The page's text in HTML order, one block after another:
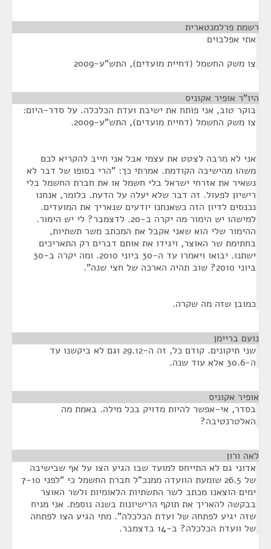
רשמת פרלמנטארית
אתי אפלבוים
צו משק החשמל (דחיית מועדים), התש"ע-2009
היו”ר אופיר אקוניס
בוקר טוב, אני פותח את ישיבת ועדת הכלכלה. על סדר-היום:
צו משק החשמל (דחיית מועדים), התש"ע-2009.
אני לא מרבה לצטט את עצמי אבל אני חייב להקריא לכם
משהו מהישיבה הקודמת. אמרתי כך: "הרי בסופו של דבר לא
נשאיר את אזרחי ישראל בלי חשמל או את חברת החשמל בלי
רישיון לפעול. זה דבר שלא יעלה על הדעת. כלומר, אנחנו
נכנסים לדיון הזה כשאנחנו יודעים שנאריך את המועדים.
למישהו יש הימור מה יקרה ב-20. לדצמבר? לי יש הימור.
ההימור שלי הוא שאני אקבל את המכתב משר תשתיות,
בחתימת שר האוצר, ויגידו את אותם דברים רק התאריכים
ישתנו. יבואו ויאמרו עד ה-30 ביוני 2010. ומה יקרה ב-30
ביוני 2010? שוב תהיה הארכה של חצי שנה".
כמובן שזה מה שקרה.
נועם בריימן
שני תיקונים. קודם כל, זה ה-29.12 וגם לא ביקשנו עד
ה-30.6 אלא עוד שנה.
אופיר אקוניס
בסדר, אי-אפשר להיות מדויק בכל מילה. באמת מה
האלטרנטיבה?
לאה ורון
אדוני גם לא התייחס למועד שבו הגיע הצו על אף שבישיבה
של 26.5 שומעת הוועדה ממנכ"ל חברת החשמל כי "לפני 7-10
ימים הוצאנו מכתב לשר התשתיות הלאומיות ולשר האוצר
בבקשה להאריך את תוקף הרישיונות בשנה נוספת. אני מניח
שזה יגיע לפתחה של ועדת הכלכלה". מתי הגיע הצו לפתחה
של וועדת הכלכלה? ב-14 בדצמבר.